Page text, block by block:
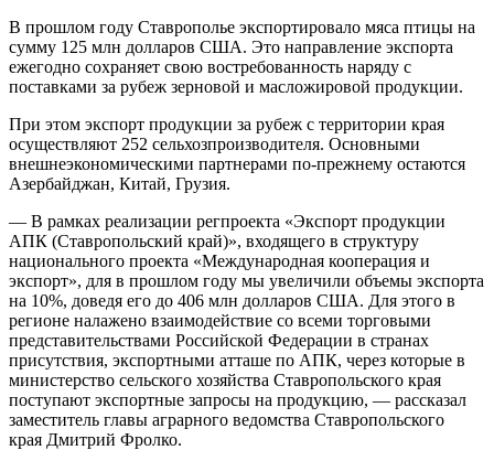
В прошлом году Ставрополье экспортировало мяса птицы на
сумму 125 млн долларов США. Это направление экспорта
ежегодно сохраняет свою востребованность наряду с
поставками за рубеж зерновой и масложировой продукции.
При этом экспорт продукции за рубеж с территории края
осуществляют 252 сельхозпроизводителя. Основными
внешнеэкономическими партнерами по-прежнему остаются
Азербайджан, Китай, Грузия.
— В рамках реализации регпроекта «Экспорт продукции
АПК (Ставропольский край)», входящего в структуру
национального проекта «Международная кооперация и
экспорт», для в прошлом году мы увеличили объемы экспорта
на 10%, доведя его до 406 млн долларов США. Для этого в
регионе налажено взаимодействие со всеми торговыми
представительствами Российской Федерации в странах
присутствия, экспортными атташе по АПК, через которые в
министерство сельского хозяйства Ставропольского края
поступают экспортные запросы на продукцию, — рассказал
заместитель главы аграрного ведомства Ставропольского
края Дмитрий Фролко.